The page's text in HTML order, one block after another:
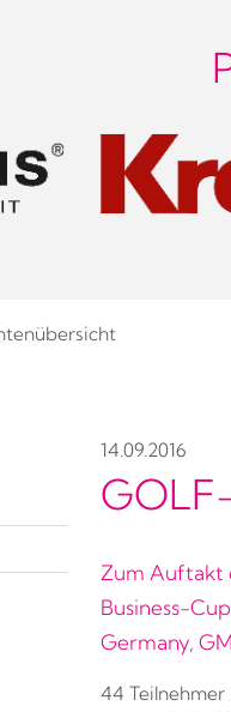
14.09.2016
Zum Auftakt
Business-
Germany,
44 Teilnehmer